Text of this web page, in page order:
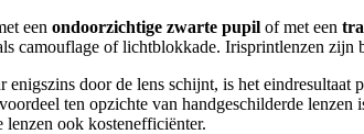
een ondoorzichtige zwarte pupil of met een
camouflage of lichtblokkade. Irisprintlenzen
enigszins door de lens schijnt, is het
ten opzichte van handgeschilderde lenzen
ook kostenefficiënter.